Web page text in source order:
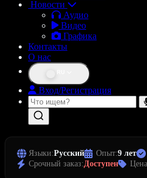
Новости
Аудио
Видео
Графика
Контакты
О нас
Вход/Регистрация
Языки:Русский Опыт:9 лет
Срочный заказ:Доступен